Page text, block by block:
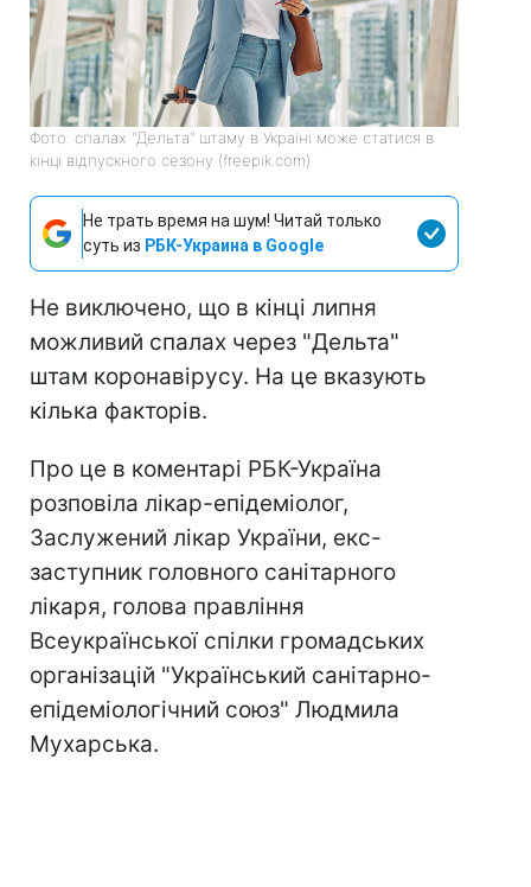
Фото: спалах "Дельта" штаму в Україні може статися в
кінці відпускного сезону (freepik.com)
Не трать время на шум! Читай только
суть из РБК-Украина в Google
Не виключено, що в кінці липня
можливий спалах через "Дельта"
штам коронавірусу. На це вказують
кілька факторів.
Про це в коментарі РБК-Україна
розповіла лікар-епідеміолог,
Заслужений лікар України, екс-
заступник головного санітарного
лікаря, голова правління
Всеукраїнської спілки громадських
організацій "Український санітарно-
епідеміологічний союз" Людмила
Мухарська.